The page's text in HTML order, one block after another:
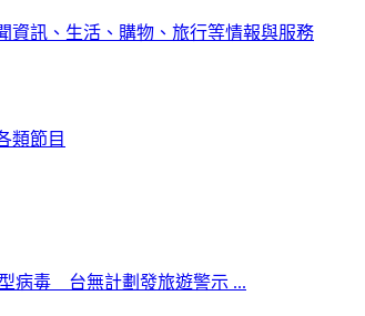
資訊、生活、購物、旅行等情報與服務
類節目
病毒 台無計劃發旅遊警示 ...